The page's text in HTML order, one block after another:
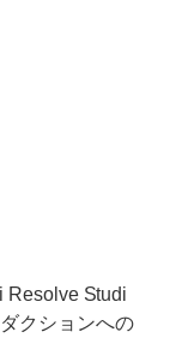
Resolve Studi
クションへの